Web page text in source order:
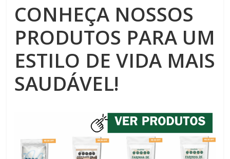
CONHEÇA NOSSOS
PRODUTOS PARA UM
ESTILO DE VIDA MAIS
SAUDÁVEL!